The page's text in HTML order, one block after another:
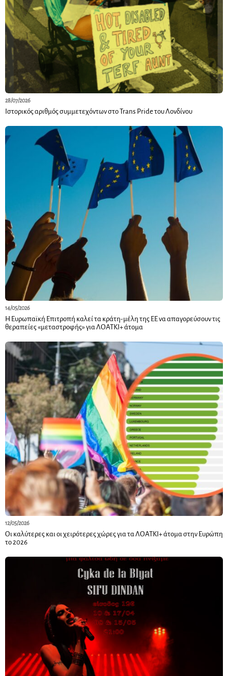
28/07/2026
Ιστορικός αριθμός συμμετεχόντων στο Trans Pride του Λονδίνου
14/05/2026
Η Ευρωπαϊκή Επιτροπή καλεί τα κράτη-μέλη της ΕΕ να απαγορεύσουν τις
θεραπείες «μεταστροφής» για ΛΟΑΤΚΙ+ άτομα
12/05/2026
Οι καλύτερες και οι χειρότερες χώρες για τα ΛΟΑΤΚΙ+ άτομα στην Ευρώπη
το 2026